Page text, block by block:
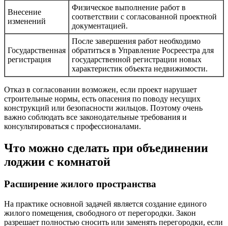
Внесение
изменений
Физическое выполнение работ в
соответствии с согласованной проектной
документацией.
Государственная
регистрация
После завершения работ необходимо
обратиться в Управление Росреестра для
государственной регистрации новых
характеристик объекта недвижимости.
Отказ в согласовании возможен, если проект нарушает
строительные нормы, есть опасения по поводу несущих
конструкций или безопасности жильцов. Поэтому очень
важно соблюдать все законодательные требования и
консультироваться с профессионалами.
Что можно сделать при объединении
лоджии с комнатой
Расширение жилого пространства
На практике основной задачей является создание единого
жилого помещения, свободного от перегородки. Закон
разрешает полностью сносить или заменять перегородки, если